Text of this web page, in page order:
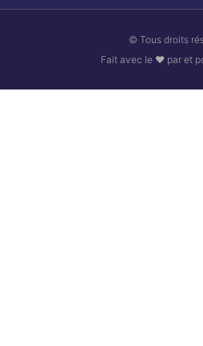
© Tous droits
Fait avec le ❤ par et